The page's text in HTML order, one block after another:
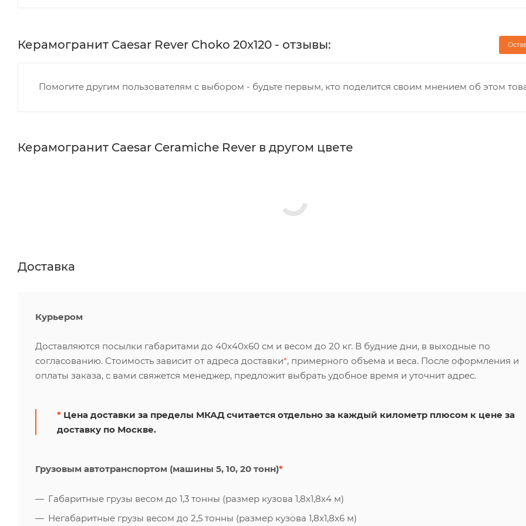
Керамогранит Caesar Rever Choko 20x120 - отзывы:
Помогите другим пользователям с выбором - будьте первым, кто поделится своим мнением об этом
Керамогранит Caesar Ceramiche Rever в другом цвете
Доставка
Курьером
Доставляются посылки габаритами до 40х40х60 см и весом до 20 кг. В будние дни, в выходные по
согласованию. Стоимость зависит от адреса доставки*, примерного объема и веса. После оформления и
оплаты заказа, с вами свяжется менеджер, предложит выбрать удобное время и уточнит адрес.
* Цена доставки за пределы МКАД считается отдельно за каждый километр плюсом к цене за
доставку по Москве.
Грузовым автотранспортом (машины 5, 10, 20 тонн)*
Габаритные грузы весом до 1,3 тонны (размер кузова 1,8х1,8х4 м)
Негабаритные грузы весом до 2,5 тонны (размер кузова 1,8х1,8х6 м)